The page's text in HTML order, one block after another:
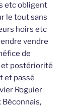
etc obligent
le tout sans
hoirs etc
vendre
de
et postériorité
et passé
Roguier